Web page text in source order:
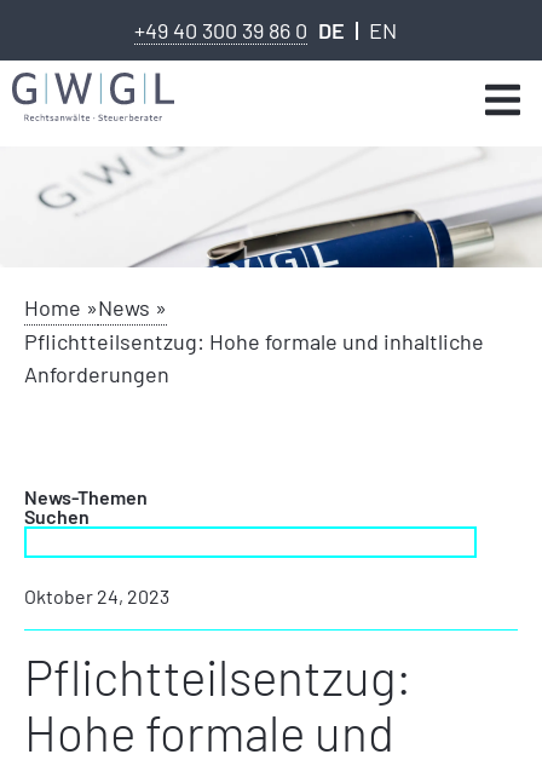
+49 40 300 39 86 0 DE EN
Home »News »
Pflichtteilsentzug: Hohe formale und inhaltliche
Anforderungen
News-Themen
Suchen
Oktober 24, 2023
Pflichtteilsentzug:
Hohe formale und